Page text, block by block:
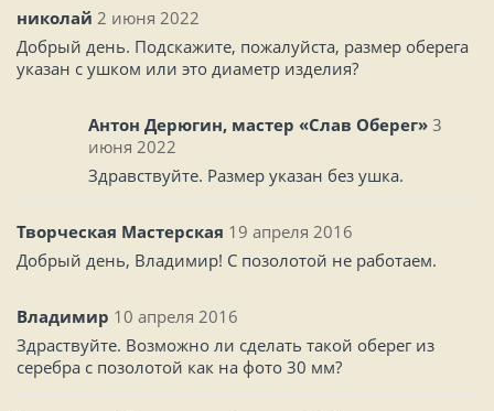
николай 2 июня 2022
Добрый день. Подскажите, пожалуйста, размер оберега
указан с ушком или это диаметр изделия?
Антон Дерюгин, мастер «Слав Оберег» 3
июня 2022
Здравствуйте. Размер указан без ушка.
Творческая Мастерская 19 апреля 2016
Добрый день, Владимир! С позолотой не работаем.
Владимир 10 апреля 2016
Здраствуйте. Возможно ли сделать такой оберег из
серебра с позолотой как на фото 30 мм?